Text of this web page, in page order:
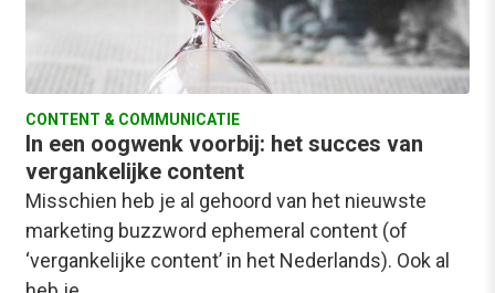
CONTENT & COMMUNICATIE
In een oogwenk voorbij: het succes van
vergankelijke content
Misschien heb je al gehoord van het nieuwste
marketing buzzword ephemeral content (of
‘vergankelijke content’ in het Nederlands). Ook al